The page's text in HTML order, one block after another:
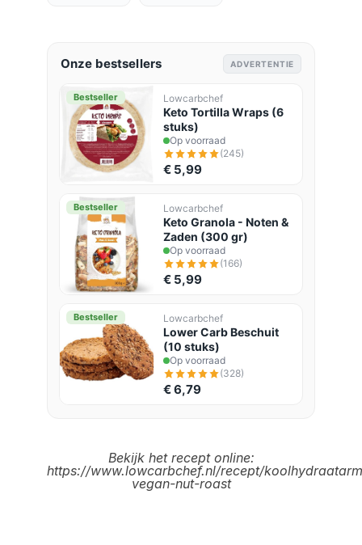
Onze bestsellers ADVERTENTIE
Bestseller Lowcarbchef
Keto Tortilla Wraps (6
stuks)
Op voorraad
(245)
€ 5,99
Bestseller Lowcarbchef
Keto Granola - Noten &
Zaden (300 gr)
Op voorraad
(166)
€ 5,99
Bestseller Lowcarbchef
Lower Carb Beschuit
(10 stuks)
Op voorraad
(328)
€ 6,79
Bekijk het recept online:
https://www.lowcarbchef.nl/recept/
vegan-nut-roast